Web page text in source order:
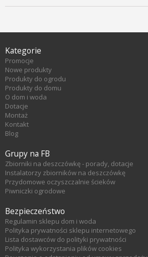
Kategorie
Promocje
Nowe produkty
Produkty do ogrodu
Produkty do domu
O dom i woda
Dotacje
Montaż
Kontakt
Blog
Grupy na FB
Zbiorniki na deszczówkę - porady, dotacje
Instalatorzy zbiorników na deszczówkę
Przydomowe oczyszczalnie ścieków
Piwniczki ogrodowe
Bezpieczeństwo
Regulamin sklepu dom i woda
Polityka prywatności sklepu internetowego
Lista dostawców do polityki prywatności
Polityka wykorzystania plików cookies